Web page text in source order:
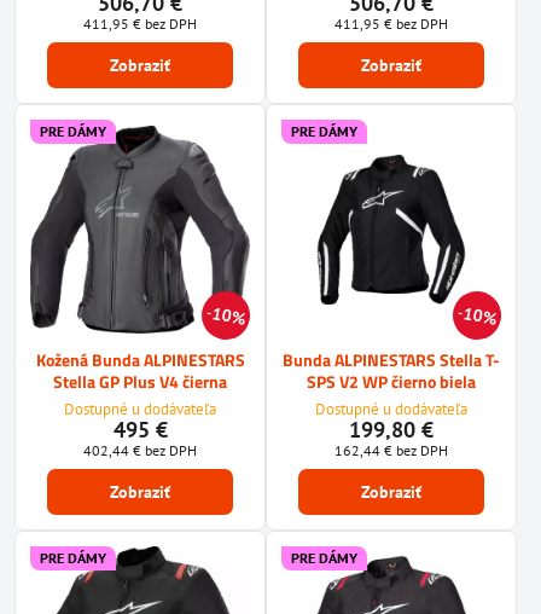
411,95 € bez DPH
Zobraziť
411,95 € bez DPH
Zobraziť
10%
PRE DÁMY
Kožená Bunda ALPINESTARS
Stella GP Plus V4 čierna
Dostupné u dodávateľa
495 €
402,44 € bez DPH
Zobraziť
10%
PRE DÁMY
Bunda ALPINESTARS Stella T-
SPS V2 WP čierno biela
Dostupné u dodávateľa
199,80 €
162,44 € bez DPH
Zobraziť
PRE DÁMY PRE DÁMY